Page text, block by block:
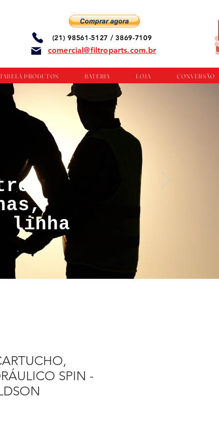
(21) 98561-5127 / 3869-7109
comercial@filtroparts.com.br
TABELA PRODUTOS BATERIA LOJA CONVERSÃO
linha
SPIN -